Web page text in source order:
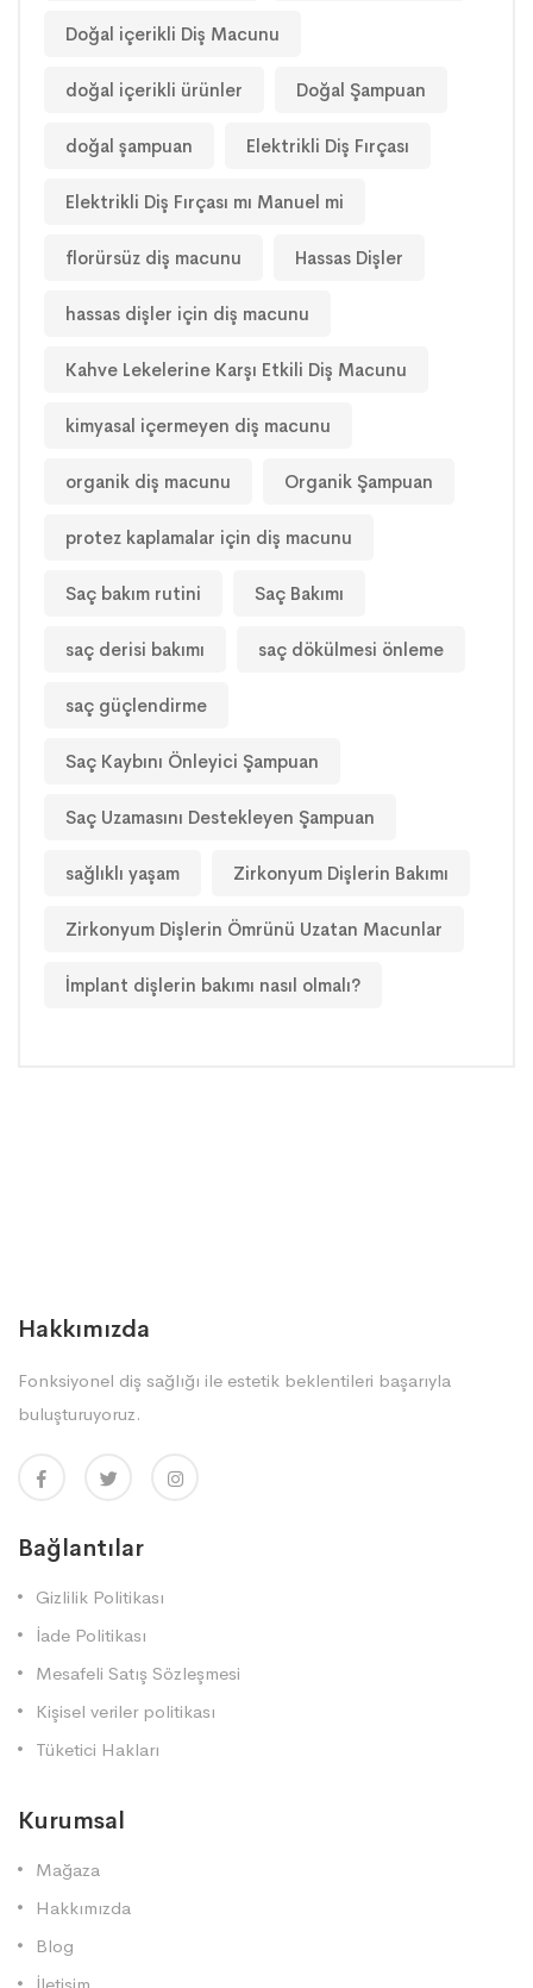
Doğal içerikli Diş Macunu
doğal içerikli ürünler Doğal Şampuan
doğal şampuan Elektrikli Diş Fırçası
Elektrikli Diş Fırçası mı Manuel mi
florürsüz diş macunu Hassas Dişler
hassas dişler için diş macunu
Kahve Lekelerine Karşı Etkili Diş Macunu
kimyasal içermeyen diş macunu
organik diş macunu Organik Şampuan
protez kaplamalar için diş macunu
Saç bakım rutini Saç Bakımı
saç derisi bakımı saç dökülmesi önleme
saç güçlendirme
Saç Kaybını Önleyici Şampuan
Saç Uzamasını Destekleyen Şampuan
sağlıklı yaşam Zirkonyum Dişlerin Bakımı
Zirkonyum Dişlerin Ömrünü Uzatan Macunlar
İmplant dişlerin bakımı nasıl olmalı?
Hakkımızda
Fonksiyonel diş sağlığı ile estetik beklentileri başarıyla
buluşturuyoruz.
Bağlantılar
Gizlilik Politikası
İade Politikası
Mesafeli Satış Sözleşmesi
Kişisel veriler politikası
Tüketici Hakları
Kurumsal
Mağaza
Hakkımızda
Blog